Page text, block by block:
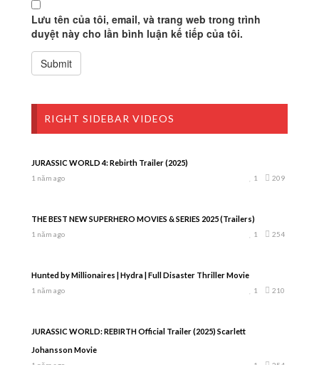
Lưu tên của tôi, email, và trang web trong trình
duyệt này cho lần bình luận kế tiếp của tôi.
RIGHT SIDEBAR VIDEOS
JURASSIC WORLD 4: Rebirth Trailer (2025)
1 năm ago 209
1
THE BEST NEW SUPERHERO MOVIES & SERIES 2025 (Trailers)
1 năm ago 254
1
Hunted by Millionaires | Hydra | Full Disaster Thriller Movie
1 năm ago 210
1
JURASSIC WORLD: REBIRTH Official Trailer (2025) Scarlett
Johansson Movie